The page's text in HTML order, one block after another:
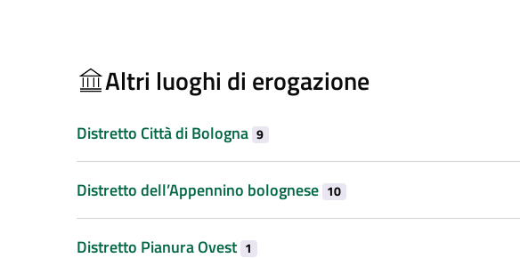
Altri luoghi di erogazione
Distretto Città di Bologna 9
Distretto dell’Appennino bolognese 10
Distretto Pianura Ovest 1